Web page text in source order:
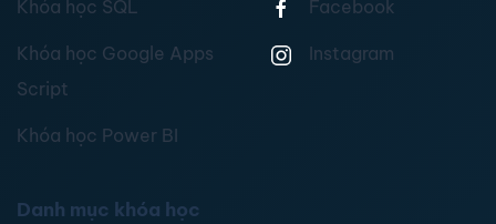
Khóa học SQL
Khóa học Google Apps
Script
Khóa học Power BI
Facebook
Instagram
Danh mục khóa học